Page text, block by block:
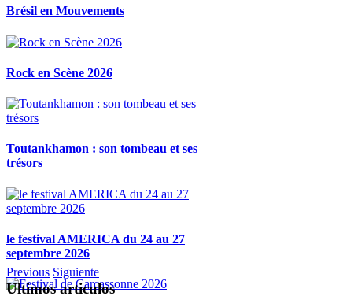
Brésil en Mouvements
Rock en Scène 2026
Toutankhamon : son tombeau et ses
trésors
le festival AMERICA du 24 au 27
septembre 2026
Previous Siguiente
Ultimos articulos